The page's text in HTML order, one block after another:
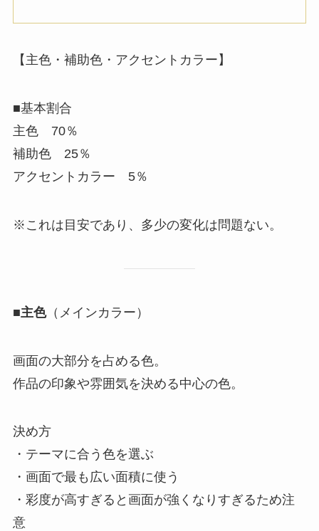
【主色・補助色・アクセントカラー】
■基本割合
主色 70％
補助色 25％
アクセントカラー 5％
※これは目安であり、多少の変化は問題ない。
■主色（メインカラー）
画面の大部分を占める色。
作品の印象や雰囲気を決める中心の色。
決め方
・テーマに合う色を選ぶ
・画面で最も広い面積に使う
・彩度が高すぎると画面が強くなりすぎるため注
意